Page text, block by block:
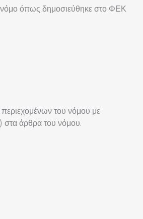
νόμο όπως δημοσιεύθηκε στο ΦΕΚ
περιεχομένων του νόμου με
άρθρα του νόμου.